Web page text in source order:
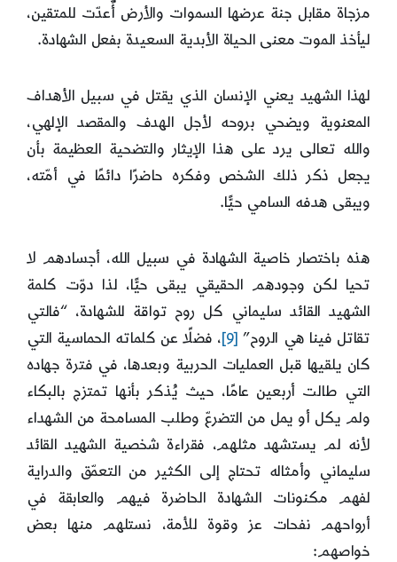
مزجاة مقابل جنة عرضها السموات والأرض أٌعدّت للمتقين،
ليأخذ الموت معنى الحياة الأبدية السعيدة بفعل الشهادة.
لهذا الشهيد يعني الإنسان الذي يقتل في سبيل الأهداف
المعنوية ويضحي بروحه لأجل الهدف والمقصد الإلهي،
والله تعالى يرد على هذا الإيثار والتضحية العظيمة بأن
يجعل ذكر ذلك الشخص وفكره حاضرًا دائمًا في أمّته،
ويبقى هدفه السامي حيًّا.
هذه باختصار خاصية الشهادة في سبيل الله، أجسادهم لا
تحيا لكن وجودهم الحقيقي يبقى حيًّا، لذا دوّت كلمة
الشهيد القائد سليماني كل روح تواقة للشهادة، “فالتي
تقاتل فينا هي الروح” [9]
، فضلًا عن كلماته الحماسية التي
كان يلقيها قبل العمليات الحربية وبعدها، في فترة جهاده
التي طالت أربعين عامًا، حيث يُذكر بأنها تمتزج بالبكاء
ولم يكل أو يمل من التضرعّ وطلب المسامحة من الشهداء
لأنه لم يستشهد مثلهم، فقراءة شخصية الشهيد القائد
سليماني وأمثاله تحتاج إلى الكثير من التعمّق والدراية
لفهم مكنونات الشهادة الحاضرة فيهم والعابقة في
أرواحهم نفحات عز وقوة للأمة، نستلهم منها بعض
خواصهم: